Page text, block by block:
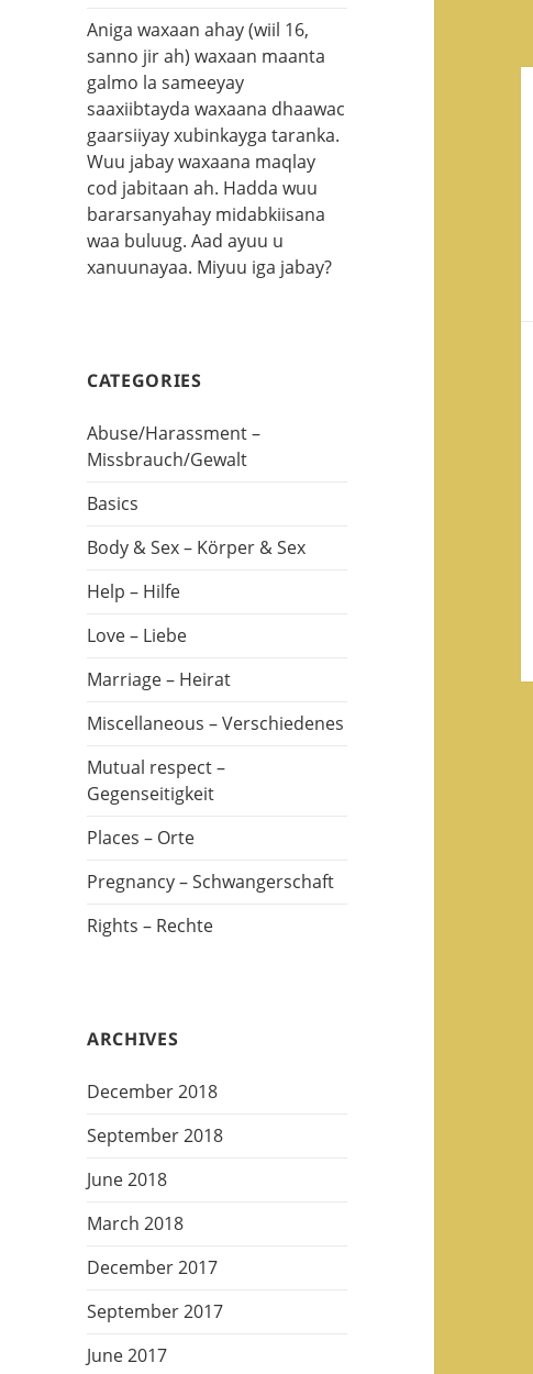
Aniga waxaan ahay (wiil 16,
sanno jir ah) waxaan maanta
galmo la sameeyay
saaxiibtayda waxaana dhaawac
gaarsiiyay xubinkayga taranka.
Wuu jabay waxaana maqlay
cod jabitaan ah. Hadda wuu
bararsanyahay midabkiisana
waa buluug. Aad ayuu u
xanuunayaa. Miyuu iga jabay?
CATEGORIES
Abuse/Harassment –
Missbrauch/Gewalt
Basics
Body & Sex – Körper & Sex
Help – Hilfe
Love – Liebe
Marriage – Heirat
Miscellaneous – Verschiedenes
Mutual respect –
Gegenseitigkeit
Places – Orte
Pregnancy – Schwangerschaft
Rights – Rechte
ARCHIVES
December 2018
September 2018
June 2018
March 2018
December 2017
September 2017
June 2017